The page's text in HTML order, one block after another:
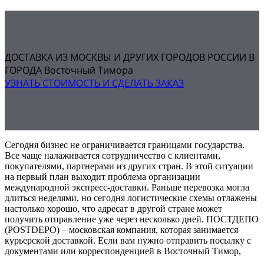
ДОСТАВКА ИЗ МОСКВЫ И ДРУГИХ ГОРОДОВ РОССИИ В
ГОРОДА Восточный Тимора
УЗНАТЬ СТОИМОСТЬ И СДЕЛАТЬ ЗАКАЗ
Сегодня бизнес не ограничивается границами государства.
Все чаще налаживается сотрудничество с клиентами,
покупателями, партнерами из других стран. В этой ситуации
на первый план выходит проблема организации
международной экспресс-доставки. Раньше перевозка могла
длиться неделями, но сегодня логистические схемы отлажены
настолько хорошо, что адресат в другой стране может
получить отправление уже через несколько дней. ПОСТДЕПО
(POSTDEPO) – московская компания, которая занимается
курьерской доставкой. Если вам нужно отправить посылку с
документами или корреспонденцией в Восточный Тимор,